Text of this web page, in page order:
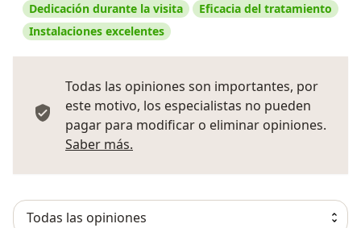
Dedicación durante la visita
Eficacia del tratamiento
Instalaciones excelentes
Todas las opiniones son importantes, por
este motivo, los especialistas no pueden
pagar para modificar o eliminar opiniones.
Saber más.